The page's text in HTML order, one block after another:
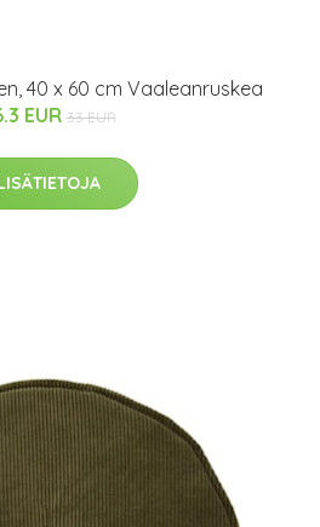
40 x 60 cm Vaaleanruskea
EUR 33 EUR